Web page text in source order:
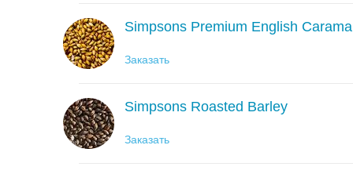
Simpsons Premium English
Заказать
Simpsons Roasted Barley
Заказать